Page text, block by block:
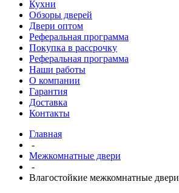
Кухни
Обзоры дверей
Двери оптом
Реферальная программа
Покупка в рассрочку
Реферальная программа
Наши работы
О компании
Гарантия
Доставка
Контакты
Главная
-
Межкомнатные двери
-
Влагостойкие межкомнатные двери